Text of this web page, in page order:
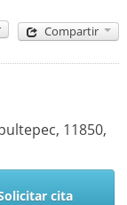
Compartir
11850,
cita